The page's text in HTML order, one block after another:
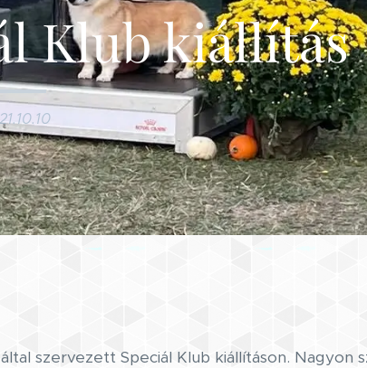
Klub kiállítás
szervezett Speciál Klub kiállításon. Nagyon